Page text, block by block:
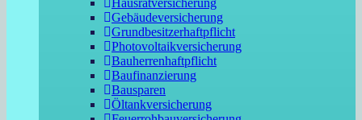
Hausratversicherung
Gebäudeversicherung
Grundbesitzerhaftpflicht
Photovoltaikversicherung
Bauherrenhaftpflicht
Baufinanzierung
Bausparen
Öltankversicherung